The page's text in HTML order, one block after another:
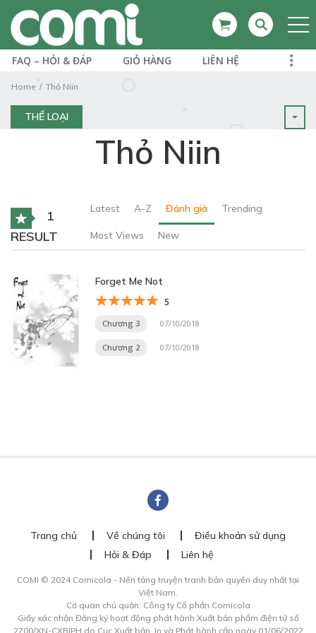
FAQ – HỎI & ĐÁP GIỎ HÀNG LIÊN HỆ
Home Thỏ Niin
THỂ LOẠI
Thỏ Niin
1
RESULT
Latest A-Z Đánh giá Trending
Most Views New
Forget Me Not
5
Chương 3 07/10/2018
Chương 2 07/10/2018
Trang chủ Về chúng tôi
Điều khoản sử dụng
Hỏi & Đáp
Liên hệ
COMI © 2024 Comicola - Nền tảng truyện tranh bản quyền duy nhất tại
Việt Nam.
Cơ quan chủ quản: Công ty Cổ phần Comicola
Giấy xác nhận Đăng ký hoạt động phát hành Xuất bản phẩm điện tử số
2700/XN-CXBIPH do Cục Xuất bản, In và Phát hành cấp ngày 01/06/2022